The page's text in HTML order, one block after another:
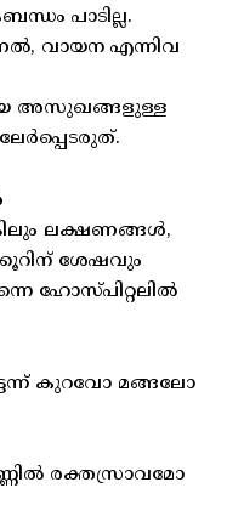
പാടില്ല.
വായന എന്നിവ
അസുഖങ്ങളുള്ള
ലക്ഷണങ്ങള്‍,
ശേഷവും
ഹോസ്പിറ്റലില്‍
കുറവോ മങ്ങലോ
രക്തസ്രാവമോ